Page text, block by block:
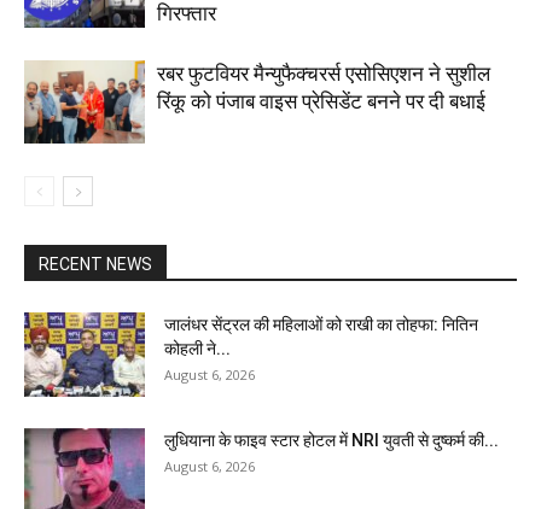
गिरफ्तार
रबर फुटवियर मैन्युफैक्चरर्स एसोसिएशन ने सुशील
रिंकू को पंजाब वाइस प्रेसिडेंट बनने पर दी बधाई
RECENT NEWS
जालंधर सेंट्रल की महिलाओं को राखी का तोहफा: नितिन
कोहली ने...
August 6, 2026
लुधियाना के फाइव स्टार होटल में NRI युवती से दुष्कर्म की...
August 6, 2026